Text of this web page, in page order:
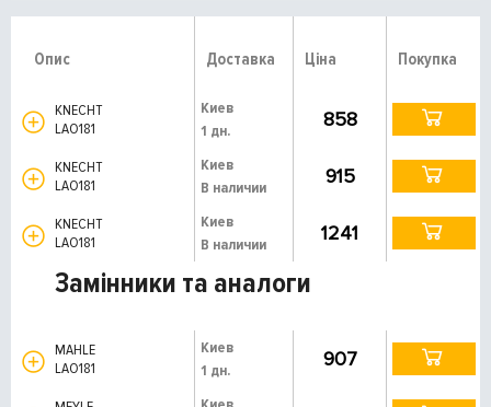
Опис Доставка Ціна Покупка
KNECHT
LAO181
Киев
1 дн.
858
KNECHT
LAO181
Киев
В наличии
915
KNECHT
LAO181
Киев
В наличии
1241
Замінники та аналоги
MAHLE
LAO181
Киев
1 дн.
907